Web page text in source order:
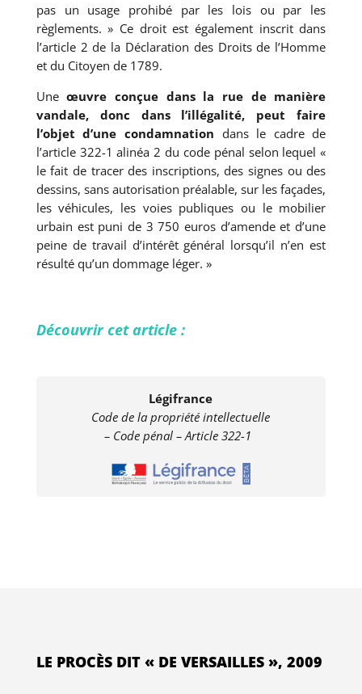
pas un usage prohibé par les lois ou par les
règlements. » Ce droit est également inscrit dans
l’article 2 de la Déclaration des Droits de l’Homme
et du Citoyen de 1789.
Uneœuvre conçue dans la rue de manière
vandale, donc dans l’illégalité, peut faire
l’objet d’une condamnation dans le cadre de
l’article 322-1 alinéa 2 du code pénal selon lequel «
le fait de tracer des inscriptions, des signes ou des
dessins, sans autorisation préalable, sur les façades,
les véhicules, les voies publiques ou le mobilier
urbain est puni de 3 750 euros d’amende et d’une
peine de travail d’intérêt général lorsqu’il n’en est
résulté qu’un dommage léger. »
Découvrir cet article :
Légifrance
Code de la propriété intellectuelle
– Code pénal – Article 322-1
LE PROCÈS DIT « DE VERSAILLES », 2009